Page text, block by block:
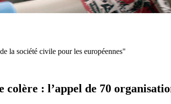
la société civile pour les européennes"
: l’appel de 70